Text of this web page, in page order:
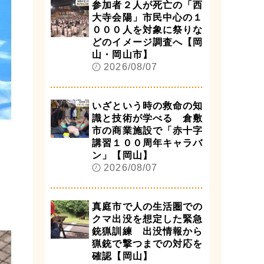
参加者２人が死亡の「西
大寺会陽」市民中心の１
０００人を対象に祭りな
どのイメージ調査へ【岡
山・岡山市】
2026/08/07
いざという時の救命の知
識と技術が学べる 倉敷
市の商業施設で「赤十字
講習１００周年キャラバ
ン」【岡山】
2026/08/07
真庭市で人の生活圏での
クマ出没を想定した緊急
銃猟訓練 出没情報から
猟銃で撃つまでの対応を
確認【岡山】